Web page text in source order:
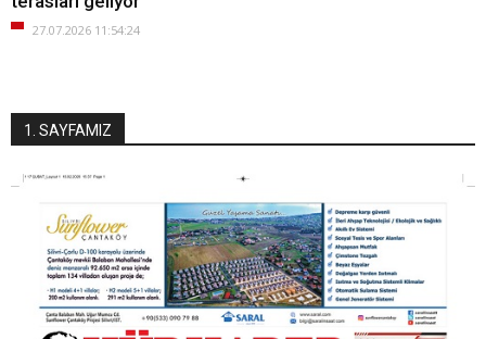
27.07.2026 11:54:24
1. SAYFAMIZ